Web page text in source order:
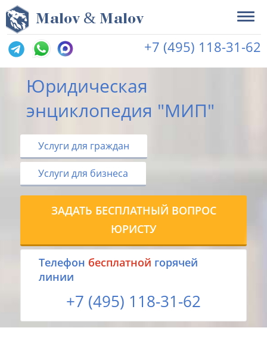
Malov & Malov
+7 (495) 118-31-62
Юридическая
энциклопедия "МИП"
Услуги для граждан
Услуги для бизнеса
ЗАДАТЬ БЕСПЛАТНЫЙ ВОПРОС
ЮРИСТУ
Tелефон бесплатной горячей
линии
+7 (495) 118-31-62